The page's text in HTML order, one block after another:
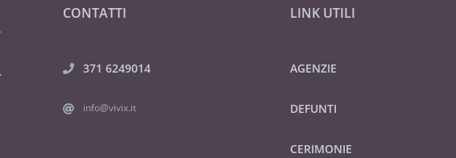
CONTATTI
371 6249014
info@vivix.it
LINK UTILI
AGENZIE
DEFUNTI
CERIMONIE